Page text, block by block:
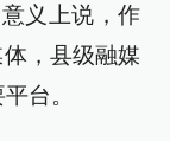
义上说，作
，县级融媒
台。